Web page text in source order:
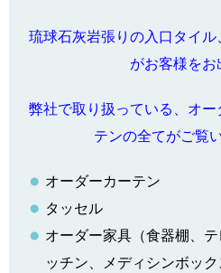
琉球石灰岩張りの入口タイ
がお客様を
弊社で取り扱っている、オ
テンの全てがご覧
オーダーカーテン
タッセル
オーダー家具（食器棚、
ッチン、メディシンボック